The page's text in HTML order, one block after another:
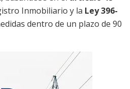
Inmobiliario y la Ley 396-
dentro de un plazo de 90